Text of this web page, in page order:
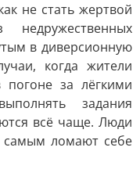
не стать жертвой
в диверсионную
когда жители
за лёгкими
задания
всё чаще. Люди
самым ломают себе